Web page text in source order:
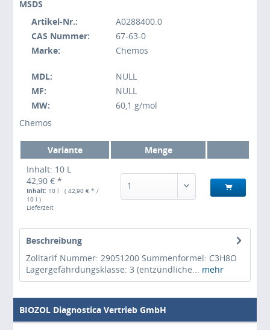
MSDS
Artikel-Nr.:
A0288400.0
CAS Nummer:
67-63-0
Marke:
Chemos
MDL:
NULL
MF:
NULL
MW:
60,1 g/mol
Chemos
Variante
Menge
Inhalt: 10 L
42,90 € *
Inhalt: 10 l ( 42,90 € * /
10 l )
Lieferzeit
1
Beschreibung
Zolltarif Nummer: 29051200 Summenformel: C3H8O
Lagergefährdungsklasse: 3 (entzündliche... mehr
BIOZOL Diagnostica Vertrieb GmbH